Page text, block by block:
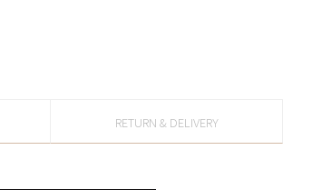
RETURN & DELIVERY